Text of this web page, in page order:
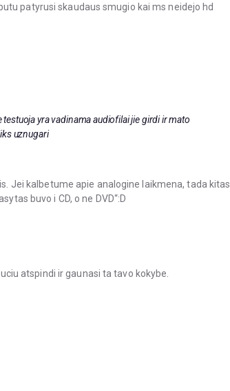
patyrusi skaudaus smugio kai ms neidejo hd
yra vadinama audiofilai jie girdi ir mato
uznugari
Jei kalbetume apie analogine laikmena, tada kitas
buvo i CD, o ne DVD“:D
atspindi ir gaunasi ta tavo kokybe.